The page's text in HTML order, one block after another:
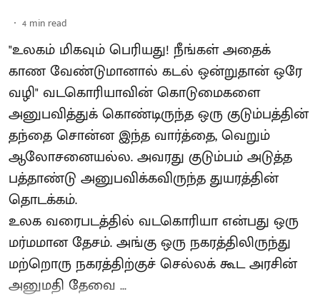
4 min read
"உலகம் மிகவும் பெரியது! நீங்கள் அதைக்
காண வேண்டுமானால் கடல் ஒன்றுதான் ஒரே
வழி" வடகொரியாவின் கொடுமைகளை
அனுபவித்துக் கொண்டிருந்த ஒரு குடும்பத்தின்
தந்தை சொன்ன இந்த வார்த்தை, வெறும்
ஆலோசனையல்ல. அவரது குடும்பம் அடுத்த
பத்தாண்டு அனுபவிக்கவிருந்த துயரத்தின்
தொடக்கம்.
உலக வரைபடத்தில் வடகொரியா என்பது ஒரு
மர்மமான தேசம். அங்கு ஒரு நகரத்திலிருந்து
மற்றொரு நகரத்திற்குச் செல்லக் கூட அரசின்
அனுமதி தேவை ...